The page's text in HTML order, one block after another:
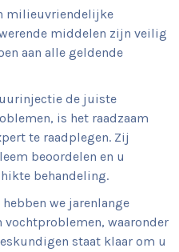
milieuvriendelijke
middelen zijn veilig
aan alle geldende
de juiste
is het raadzaam
te raadplegen. Zij
beoordelen en u
behandeling.
we jarenlange
vochtproblemen, waaronder
staat klaar om u